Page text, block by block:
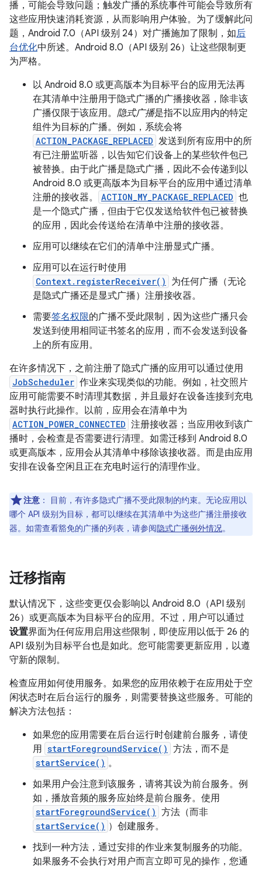
播，可能会导致问题；触发广播的系统事件可能会导致所有
这些应用快速消耗资源，从而影响用户体验。为了缓解此问
题，Android 7.0（API 级别 24）对广播施加了限制，如后
台优化中所述。Android 8.0（API 级别 26）让这些限制更
为严格。
以 Android 8.0 或更高版本为目标平台的应用无法再
在其清单中注册用于隐式广播的广播接收器，除非该
广播仅限于该应用。 隐式广播是指不以应用内的特定
组件为目标的广播。例如，系统会将
ACTION_PACKAGE_REPLACED 发送到所有应用中的所
有已注册监听器，以告知它们设备上的某些软件包已
被替换。由于此广播是隐式广播，因此不会传递到以
Android 8.0 或更高版本为目标平台的应用中通过清单
注册的接收器。
ACTION_MY_PACKAGE_REPLACED 也
是一个隐式广播，但由于它仅发送给软件包已被替换
的应用，因此会传送给在清单中注册的接收器。
应用可以继续在它们的清单中注册显式广播。
应用可以在运行时使用
Context.registerReceiver()
为任何广播（无论
是隐式广播还是显式广播）注册接收器。
需要签名权限的广播不受此限制，因为这些广播只会
发送到使用相同证书签名的应用，而不会发送到设备
上的所有应用。
在许多情况下，之前注册了隐式广播的应用可以通过使用
JobScheduler 作业来实现类似的功能。例如，社交照片
应用可能需要不时清理其数据，并且最好在设备连接到充电
器时执行此操作。以前，应用会在清单中为
ACTION_POWER_CONNECTED 注册接收器；当应用收到该广
播时，会检查是否需要进行清理。如需迁移到 Android 8.0
或更高版本，应用会从其清单中移除该接收器。而是由应用
安排在设备空闲且正在充电时运行的清理作业。
注意 ：
目前，有许多隐式广播不受此限制的约束。无论应用以
哪个 API 级别为目标，都可以继续在其清单中为这些广播注册接收
器。如需查看豁免的广播的列表，请参阅隐式广播例外情况。
迁移指南
默认情况下，这些变更仅会影响以 Android 8.0（API 级别
26）或更高版本为目标平台的应用。不过，用户可以通过
设置界面为任何应用启用这些限制，即使应用以低于 26 的
API 级别为目标平台也是如此。您可能需要更新应用，以遵
守新的限制。
检查应用如何使用服务。如果您的应用依赖于在应用处于空
闲状态时在后台运行的服务，则需要替换这些服务。可能的
解决方法包括：
如果您的应用需要在后台运行时创建前台服务，请使
用 startForegroundService() 方法，而不是
startService() 。
如果用户会注意到该服务，请将其设为前台服务。例
如，播放音频的服务应始终是前台服务。使用
startForegroundService() 方法（而非
startService() ）创建服务。
找到一种方法，通过安排的作业来复制服务的功能。
如果服务不会执行对用户而言立即可见的操作，您通